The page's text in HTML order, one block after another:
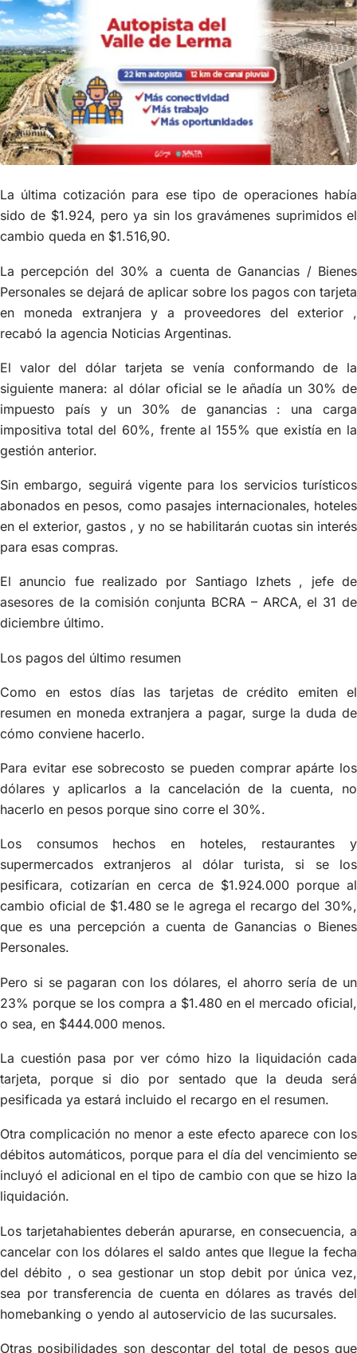
La última cotización para ese tipo de operaciones había
sido de $1.924, pero ya sin los gravámenes suprimidos el
cambio queda en $1.516,90.
La percepción del 30% a cuenta de Ganancias / Bienes
Personales se dejará de aplicar sobre los pagos con tarjeta
en moneda extranjera y a proveedores del exterior ,
recabó la agencia Noticias Argentinas.
El valor del dólar tarjeta se venía conformando de la
siguiente manera: al dólar oficial se le añadía un 30% de
impuesto país y un 30% de ganancias : una carga
impositiva total del 60%, frente al 155% que existía en la
gestión anterior.
Sin embargo, seguirá vigente para los servicios turísticos
abonados en pesos, como pasajes internacionales, hoteles
en el exterior, gastos , y no se habilitarán cuotas sin interés
para esas compras.
El anuncio fue realizado por Santiago Izhets , jefe de
asesores de la comisión conjunta BCRA – ARCA, el 31 de
diciembre último.
Los pagos del último resumen
Como en estos días las tarjetas de crédito emiten el
resumen en moneda extranjera a pagar, surge la duda de
cómo conviene hacerlo.
Para evitar ese sobrecosto se pueden comprar apárte los
dólares y aplicarlos a la cancelación de la cuenta, no
hacerlo en pesos porque sino corre el 30%.
Los consumos hechos en hoteles, restaurantes y
supermercados extranjeros al dólar turista, si se los
pesificara, cotizarían en cerca de $1.924.000 porque al
cambio oficial de $1.480 se le agrega el recargo del 30%,
que es una percepción a cuenta de Ganancias o Bienes
Personales.
Pero si se pagaran con los dólares, el ahorro sería de un
23% porque se los compra a $1.480 en el mercado oficial,
o sea, en $444.000 menos.
La cuestión pasa por ver cómo hizo la liquidación cada
tarjeta, porque si dio por sentado que la deuda será
pesificada ya estará incluido el recargo en el resumen.
Otra complicación no menor a este efecto aparece con los
débitos automáticos, porque para el día del vencimiento se
incluyó el adicional en el tipo de cambio con que se hizo la
liquidación.
Los tarjetahabientes deberán apurarse, en consecuencia, a
cancelar con los dólares el saldo antes que llegue la fecha
del débito , o sea gestionar un stop debit por única vez,
sea por transferencia de cuenta en dólares as través del
homebanking o yendo al autoservicio de las sucursales.
Otras posibilidades son descontar del total de pesos que